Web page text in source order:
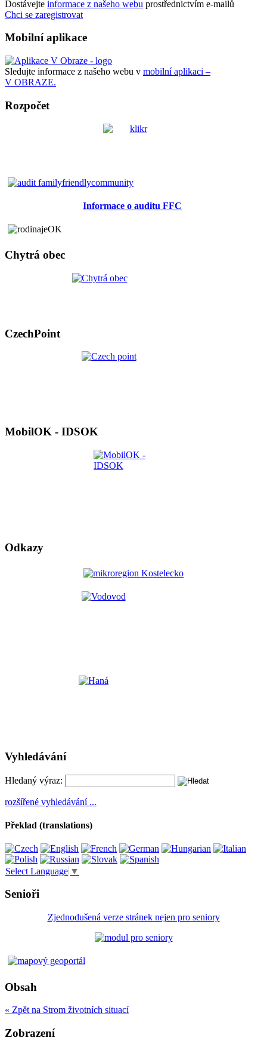
Dostávejte informace z našeho webu prostřednictvím e-mailů
Chci se zaregistrovat
Mobilní aplikace
Sledujte informace z našeho webu v mobilní aplikaci –
V OBRAZE.
Rozpočet
Informace o auditu FFC
Chytrá obec
CzechPoint
MobilOK - IDSOK
Odkazy
Vyhledávání
Hledaný výraz:
rozšířené vyhledávání ...
Překlad (translations)
Select Language ▼
Senioři
Zjednodušená verze stránek nejen pro seniory
Obsah
« Zpět na Strom životních situací
Zobrazení